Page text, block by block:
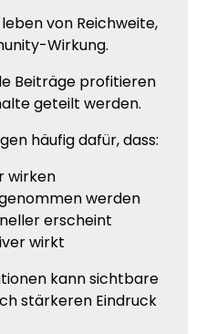
von Reichweite,
Wirkung.
Beiträge profitieren
geteilt werden.
häufig dafür, dass:
wirken
werden
erscheint
wirkt
kann sichtbare
stärkeren Eindruck